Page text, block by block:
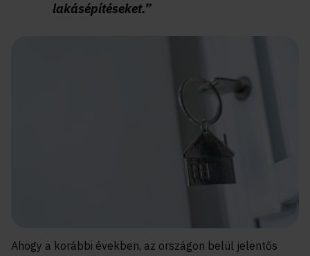
lakásépítéseket.”
Ahogy a korábbi években, az országon belül jelentős